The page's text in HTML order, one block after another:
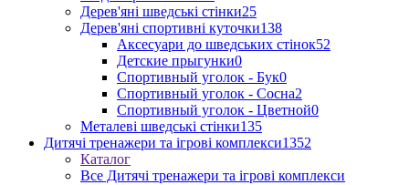
Дерев'яні шведські стінки25
Дерев'яні спортивні куточки138
Аксесуари до шведських стінок52
Детские прыгунки0
Спортивный уголок - Бук0
Спортивный уголок - Сосна2
Спортивный уголок - Цветной0
Металеві шведські стінки135
Дитячі тренажери та ігрові комплекси1352
Каталог
Все Дитячі тренажери та ігрові комплекси